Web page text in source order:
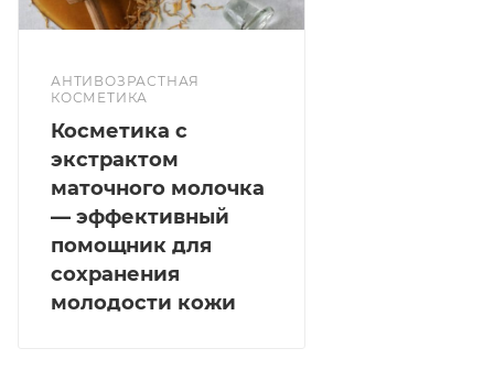
3 вида пептидов - повышают упругость и
После очищения, нанесите средство на ватный диск
и протрите лицо.
АНТИВОЗРАСТНАЯ
КОСМЕТИКА
Косметика с
экстрактом
маточного молочка
— эффективный
помощник для
сохранения
молодости кожи